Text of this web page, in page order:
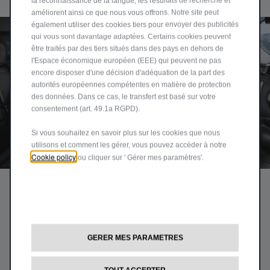
STYLE INCOMPARABLE
Le nouveau Renegade 4xe hybride rechargeable “80th
améliorent ainsi ce que nous vous offrons. Notre site peut
également utiliser des cookies tiers pour envoyer des publicités
qui vous sont davantage adaptées. Certains cookies peuvent
être traités par des tiers situés dans des pays en dehors de
l'Espace économique européen (EEE) qui peuvent ne pas
encore disposer d'une décision d'adéquation de la part des
autorités européennes compétentes en matière de protection
des données. Dans ce cas, le transfert est basé sur votre
consentement (art. 49.1a RGPD).
Si vous souhaitez en savoir plus sur les cookies que nous
utilisons et comment les gérer, vous pouvez accéder à notre
Cookie policy ou cliquer sur ' Gérer mes paramètres'.
GERER MES PARAMETRES